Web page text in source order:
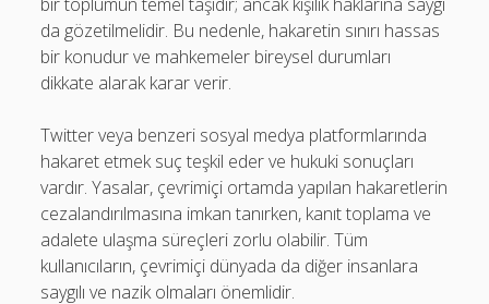
da gözetilmelidir. Bu nedenle, hakaretin sınırı hassas
bir konudur ve mahkemeler bireysel durumları
dikkate alarak karar verir.
Twitter veya benzeri sosyal medya platformlarında
hakaret etmek suç teşkil eder ve hukuki sonuçları
vardır. Yasalar, çevrimiçi ortamda yapılan hakaretlerin
cezalandırılmasına imkan tanırken, kanıt toplama ve
adalete ulaşma süreçleri zorlu olabilir. Tüm
kullanıcıların, çevrimiçi dünyada da diğer insanlara
saygılı ve nazik olmaları önemlidir.